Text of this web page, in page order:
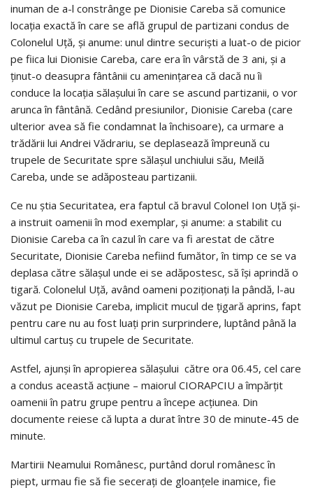
inuman de a-l constrânge pe Dionisie Careba să comunice
locația exactă în care se află grupul de partizani condus de
Colonelul Uţă, și anume: unul dintre securiști a luat-o de picior
pe fiica lui Dionisie Careba, care era în vârstă de 3 ani, și a
ținut-o deasupra fântânii cu amenințarea că dacă nu îi
conduce la locația sălașului în care se ascund partizanii, o vor
arunca în fântână. Cedând presiunilor, Dionisie Careba (care
ulterior avea să fie condamnat la închisoare), ca urmare a
trădării lui Andrei Vădrariu, se deplasează împreună cu
trupele de Securitate spre sălașul unchiului său, Meilă
Careba, unde se adăposteau partizanii.
Ce nu știa Securitatea, era faptul că bravul Colonel Ion Uță și-
a instruit oamenii în mod exemplar, și anume: a stabilit cu
Dionisie Careba ca în cazul în care va fi arestat de către
Securitate, Dionisie Careba nefiind fumător, în timp ce se va
deplasa către sălașul unde ei se adăpostesc, să își aprindă o
tigară. Colonelul Uță, având oameni poziționați la pândă, l-au
văzut pe Dionisie Careba, implicit mucul de țigară aprins, fapt
pentru care nu au fost luați prin surprindere, luptând până la
ultimul cartuș cu trupele de Securitate.
Astfel, ajunși în apropierea sălașului către ora 06.45, cel care
a condus această acțiune – maiorul CIORAPCIU a împărțit
oamenii în patru grupe pentru a începe acțiunea. Din
documente reiese că lupta a durat între 30 de minute-45 de
minute.
Martirii Neamului Românesc, purtând dorul românesc în
piept, urmau fie să fie secerați de gloanțele inamice, fie